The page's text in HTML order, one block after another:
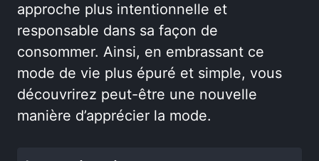
approche plus intentionnelle et
responsable dans sa façon de
consommer. Ainsi, en embrassant ce
mode de vie plus épuré et simple, vous
découvrirez peut-être une nouvelle
manière d’apprécier la mode.